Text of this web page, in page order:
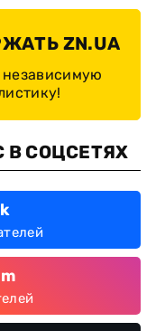
ZN.UA
В СОЦСЕТЯХ